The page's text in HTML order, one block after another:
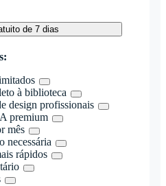
de 7 dias
à biblioteca
design profissionais
premium
mês
necessária
rápidos